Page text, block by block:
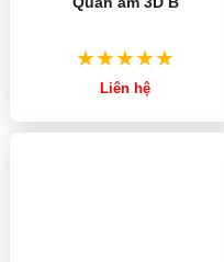
Liên hệ